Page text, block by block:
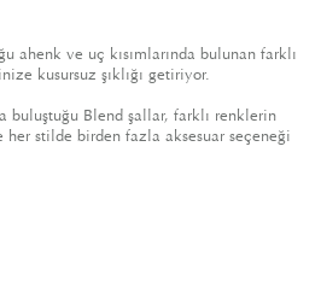
ahenk ve uç kısımlarında bulunan farklı
kusursuz şıklığı getiriyor.
buluştuğu Blend şallar, farklı renklerin
stilde birden fazla aksesuar seçeneği